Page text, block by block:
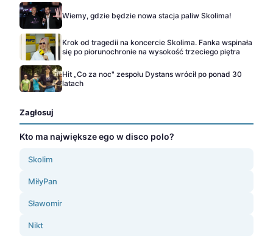
Wiemy, gdzie będzie nowa stacja paliw Skolima!
Krok od tragedii na koncercie Skolima. Fanka wspinała
się po piorunochronie na wysokość trzeciego piętra
Hit „Co za noc" zespołu Dystans wrócił po ponad 30
latach
Zagłosuj
Kto ma największe ego w disco polo?
Skolim
MiłyPan
Sławomir
Nikt